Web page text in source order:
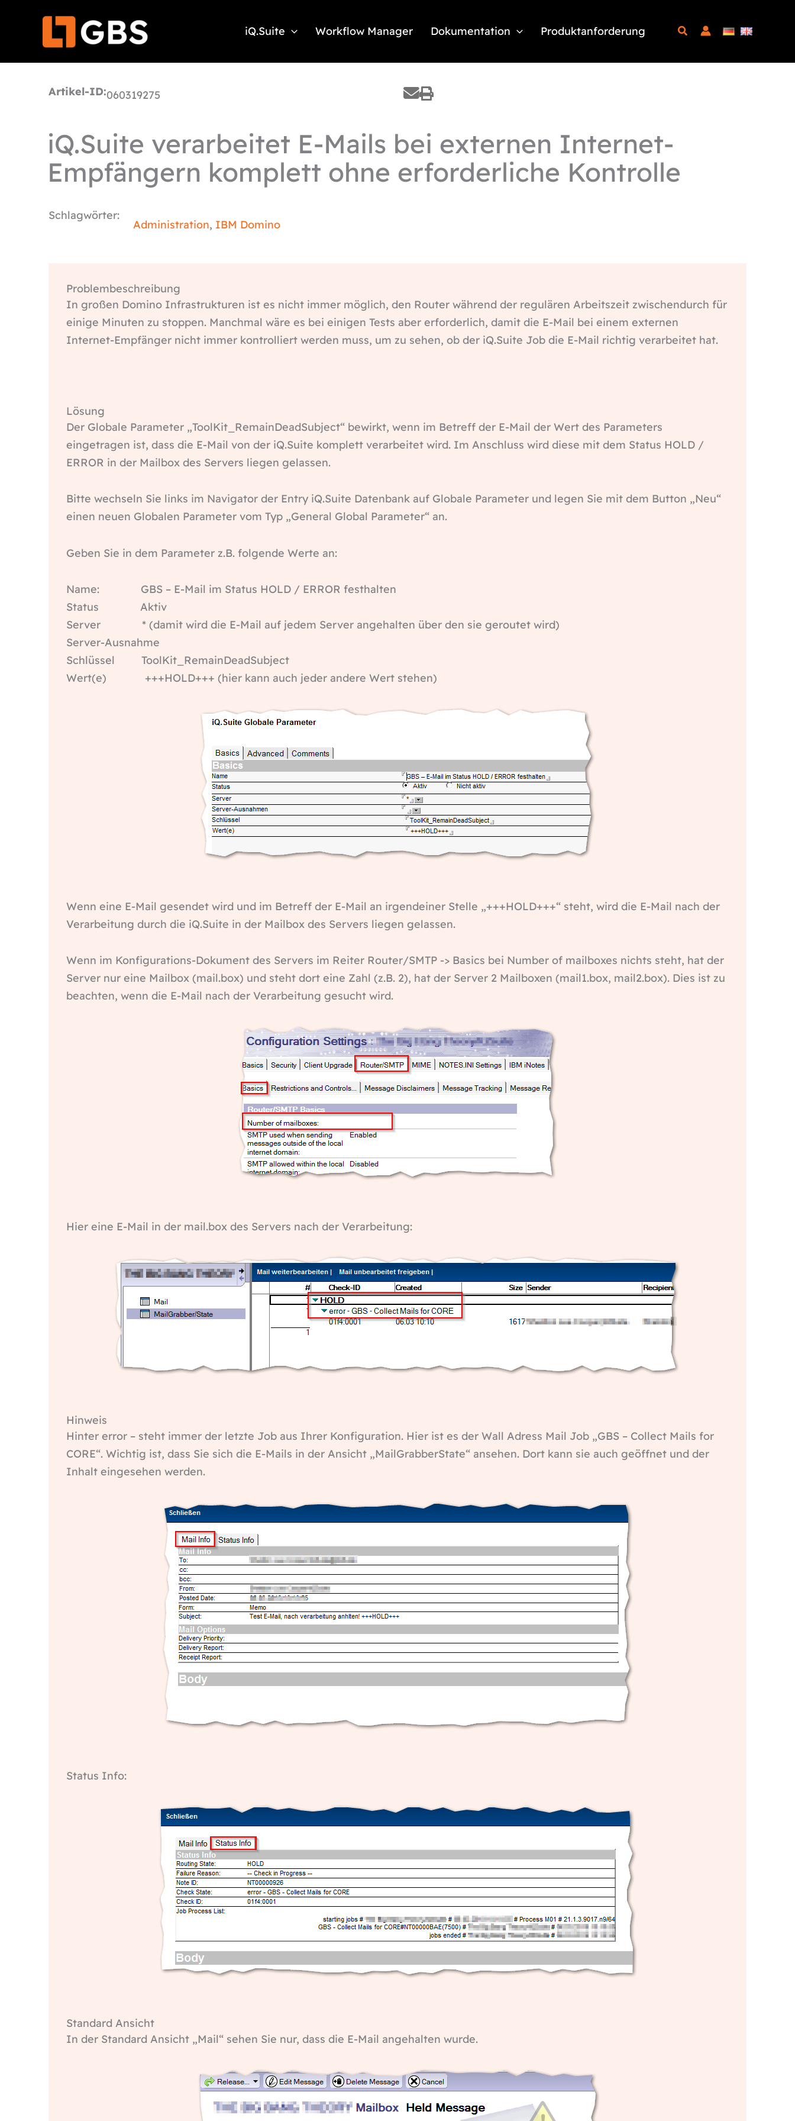
springen
iQ.Suite Workflow Manager Dokumentation Produktanforderung
Artikel-ID:060319275
iQ.Suite verarbeitet E-Mails bei externen Internet-
Empfängern komplett ohne erforderliche Kontrolle
Schlagwörter:
Administration, IBM Domino
Problembeschreibung
In großen Domino Infrastrukturen ist es nicht immer möglich, den Router während der regulären Arbeitszeit zwischendurch für
einige Minuten zu stoppen. Manchmal wäre es bei einigen Tests aber erforderlich, damit die E-Mail bei einem externen
Internet-Empfänger nicht immer kontrolliert werden muss, um zu sehen, ob der iQ.Suite Job die E-Mail richtig verarbeitet hat.
Lösung
Der Globale Parameter „ToolKit_RemainDeadSubject“ bewirkt, wenn im Betreff der E-Mail der Wert des Parameters
eingetragen ist, dass die E-Mail von der iQ.Suite komplett verarbeitet wird. Im Anschluss wird diese mit dem Status HOLD /
ERROR in der Mailbox des Servers liegen gelassen.
Bitte wechseln Sie links im Navigator der Entry iQ.Suite Datenbank auf Globale Parameter und legen Sie mit dem Button „Neu“
einen neuen Globalen Parameter vom Typ „General Global Parameter“ an.
Geben Sie in dem Parameter z.B. folgende Werte an:
Name: GBS – E-Mail im Status HOLD / ERROR festhalten
Status Aktiv
Server * (damit wird die E-Mail auf jedem Server angehalten über den sie geroutet wird)
Server-Ausnahme
Schlüssel ToolKit_RemainDeadSubject
Wert(e) +++HOLD+++ (hier kann auch jeder andere Wert stehen)
Wenn eine E-Mail gesendet wird und im Betreff der E-Mail an irgendeiner Stelle „+++HOLD+++“ steht, wird die E-Mail nach der
Verarbeitung durch die iQ.Suite in der Mailbox des Servers liegen gelassen.
Wenn im Konfigurations-Dokument des Servers im Reiter Router/SMTP -> Basics bei Number of mailboxes nichts steht, hat der
Server nur eine Mailbox (mail.box) und steht dort eine Zahl (z.B. 2), hat der Server 2 Mailboxen (mail1.box, mail2.box). Dies ist zu
beachten, wenn die E-Mail nach der Verarbeitung gesucht wird.
Hier eine E-Mail in der mail.box des Servers nach der Verarbeitung:
Hinweis
Hinter error – steht immer der letzte Job aus Ihrer Konfiguration. Hier ist es der Wall Adress Mail Job „GBS – Collect Mails for
CORE“. Wichtig ist, dass Sie sich die E-Mails in der Ansicht „MailGrabberState“ ansehen. Dort kann sie auch geöffnet und der
Inhalt eingesehen werden.
Status Info:
Standard Ansicht
In der Standard Ansicht „Mail“ sehen Sie nur, dass die E-Mail angehalten wurde.